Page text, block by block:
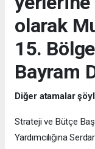
olarak
15.
Bayram
Diğer atamalar
Strateji ve Bütçe
Yardımcılığına